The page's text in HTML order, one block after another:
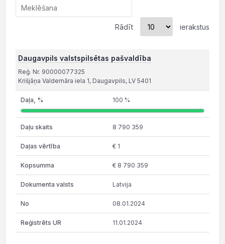
Rādīt ierakstus
Daugavpils valstspilsētas pašvaldība
Reģ. Nr. 90000077325
Krišjāņa Valdemāra iela 1, Daugavpils, LV 5401
100 %
8 790 359
€ 1
€ 8 790 359
Latvija
08.01.2024
11.01.2024